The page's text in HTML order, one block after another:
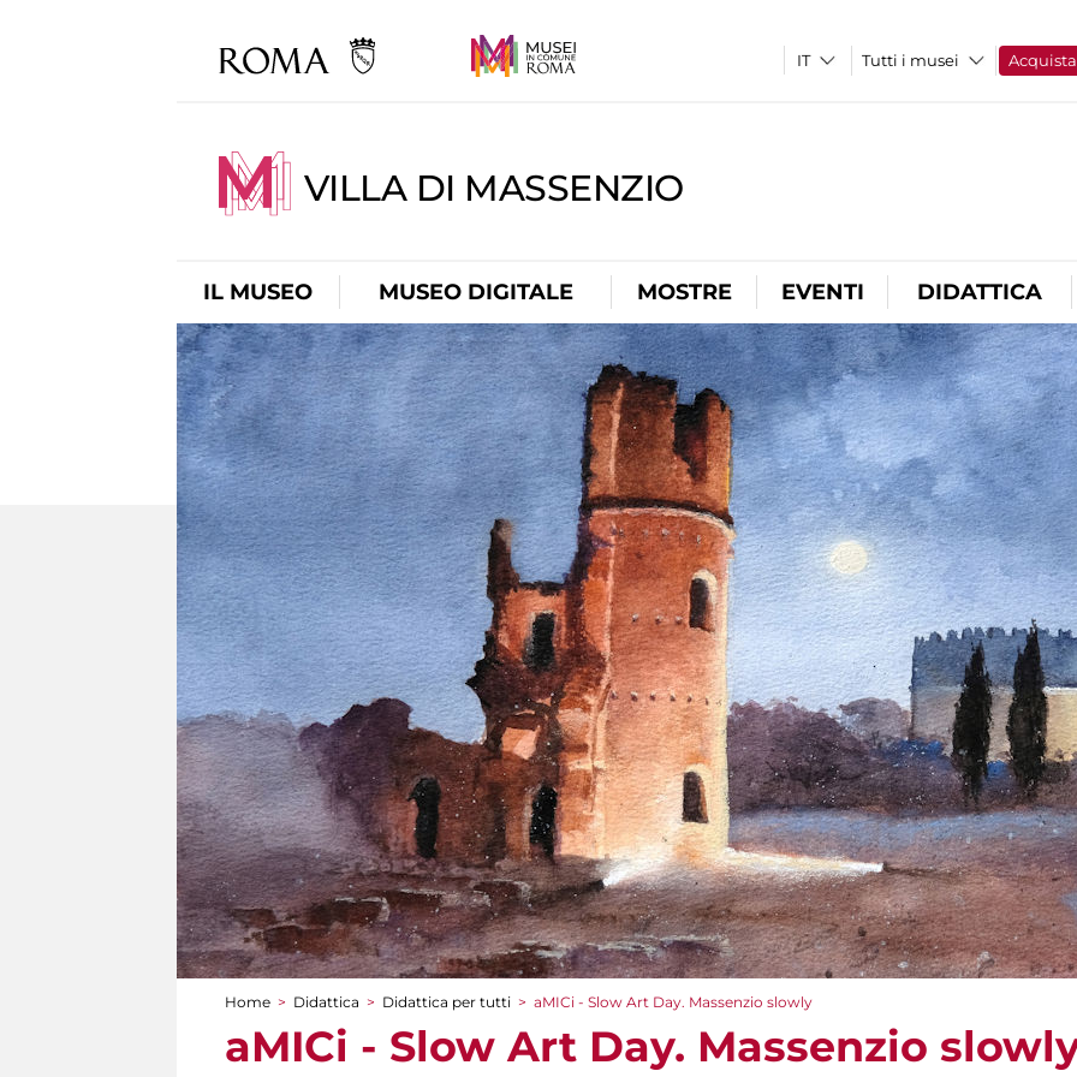
Tutti i musei Acquista
VILLA DI MASSENZIO
IL MUSEO MUSEO DIGITALE MOSTRE EVENTI DIDATTICA
Tu sei qui
Home > Didattica > Didattica per tutti > aMICi - Slow Art Day. Massenzio slowly
aMICi - Slow Art Day. Massenzio